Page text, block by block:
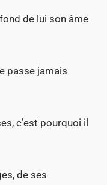
de lui son âme
passe jamais
c’est pourquoi il
de ses